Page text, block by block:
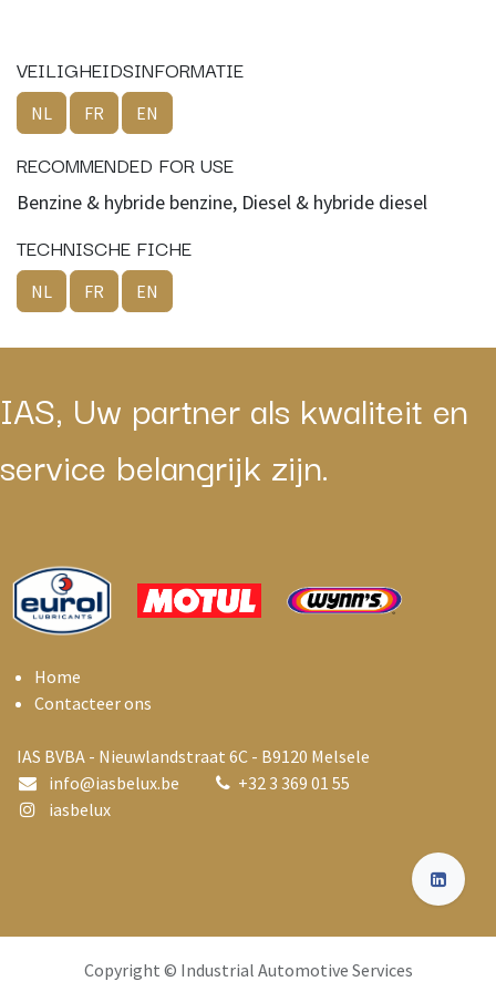
VEILIGHEIDSINFORMATIE
NL FR EN
RECOMMENDED FOR USE
Benzine & hybride benzine, Diesel & hybride diesel
TECHNISCHE FICHE
NL FR EN
IAS, Uw partner als kwaliteit en
service belangrijk zijn.
Home
Contacteer ons
IAS BVBA - Nieuwlandstraat 6C - B9120 Melsele
info@iasbelux.be +32 3 369 01 55
iasbelux
Copyright © Industrial Automotive Services